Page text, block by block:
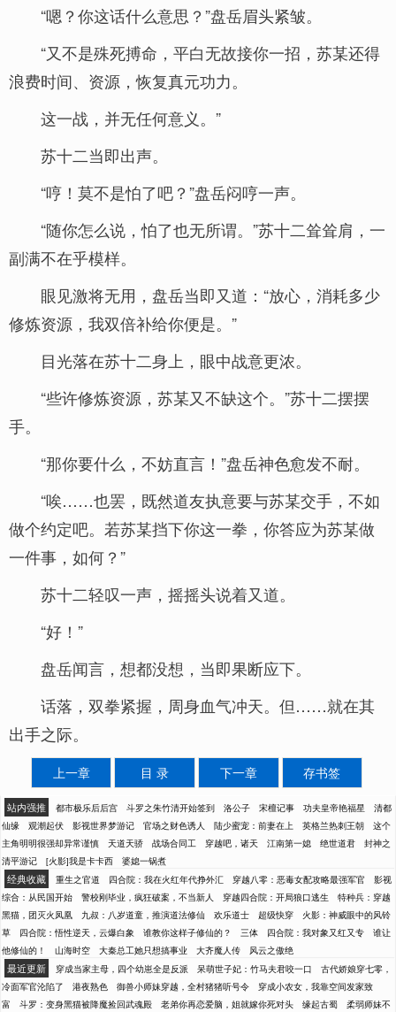
“嗯？你这话什么意思？”盘岳眉头紧皱。
“又不是殊死搏命，平白无故接你一招，苏某还得
浪费时间、资源，恢复真元功力。
这一战，并无任何意义。”
苏十二当即出声。
“哼！莫不是怕了吧？”盘岳闷哼一声。
“随你怎么说，怕了也无所谓。”苏十二耸耸肩，一
副满不在乎模样。
眼见激将无用，盘岳当即又道：“放心，消耗多少
修炼资源，我双倍补给你便是。”
目光落在苏十二身上，眼中战意更浓。
“些许修炼资源，苏某又不缺这个。”苏十二摆摆
手。
“那你要什么，不妨直言！”盘岳神色愈发不耐。
“唉……也罢，既然道友执意要与苏某交手，不如
做个约定吧。若苏某挡下你这一拳，你答应为苏某做
一件事，如何？”
苏十二轻叹一声，摇摇头说着又道。
“好！”
盘岳闻言，想都没想，当即果断应下。
话落，双拳紧握，周身血气冲天。但……就在其
出手之际。
上一章 目 录 下一章 存书签
站内强推 都市极乐后后宫 斗罗之朱竹清开始签到 洛公子 宋檀记事 功夫皇帝艳福星
清都
仙缘
观潮起伏 影视世界梦游记 官场之财色诱人 陆少蜜宠：前妻在上 英格兰热刺王朝
这个
主角明明很强却异常谨慎
天道天骄 战场合同工 穿越吧，诸天 江南第一媳 绝世道君
封神之
清平游记
[火影]我是卡卡西 婆媳一锅煮
经典收藏 重生之官道 四合院：我在火红年代挣外汇 穿越八零：恶毒女配攻略最强军官
影视
综合：从民国开始
警校刚毕业，疯狂破案，不当新人 穿越四合院：开局狼口逃生
特种兵：穿越
黑猫，团灭火凤凰
九叔：八岁道童，推演道法修仙 欢乐道士 超级快穿
火影：神威眼中的风铃
草
四合院：悟性逆天，云爆白象 谁教你这样子修仙的？ 三体 四合院：我对象又红又专
谁让
他修仙的！
山海时空 大秦总工她只想搞事业 大齐魔人传 风云之傲绝
最近更新 穿成当家主母，四个幼崽全是反派 呆萌世子妃：竹马夫君咬一口
古代娇娘穿七零，
冷面军官沦陷了
港夜熟色 御兽小师妹穿越，全村猪猪听号令
穿成小农女，我靠空间发家致
富
斗罗：变身黑猫被降魔捡回武魂殿 老弟你再恋爱脑，姐就嫁你死对头 缘起古蜀 柔弱师妹不